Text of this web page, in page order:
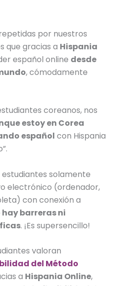
por nuestros
que gracias a Hispania
español online desde
, cómodamente
coreanos, nos
estoy en Corea
español con Hispania
estudiantes solamente
electrónico (ordenador,
con conexión a
hay barreras ni
. ¡Es supersencillo!
valoran
del Método
a Hispania Online,